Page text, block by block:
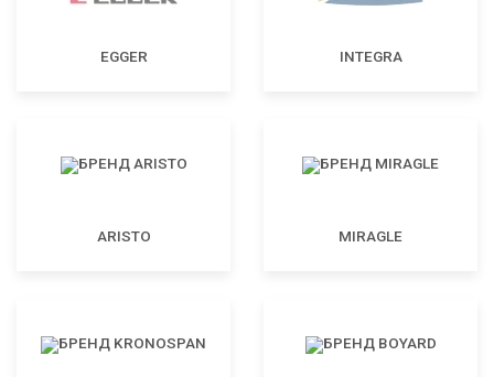
EGGER INTEGRA
ARISTO MIRAGLE